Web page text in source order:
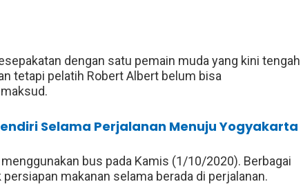
dengan satu pemain muda yang kini tengah
tetapi pelatih Robert Albert belum bisa
Selama Perjalanan Menuju Yogyakarta
bus pada Kamis (1/10/2020). Berbagai
makanan selama berada di perjalanan.